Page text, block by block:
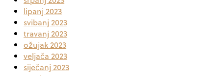
lipanj 2023
svibanj 2023
travanj 2023
ožujak 2023
veljača 2023
siječanj 2023